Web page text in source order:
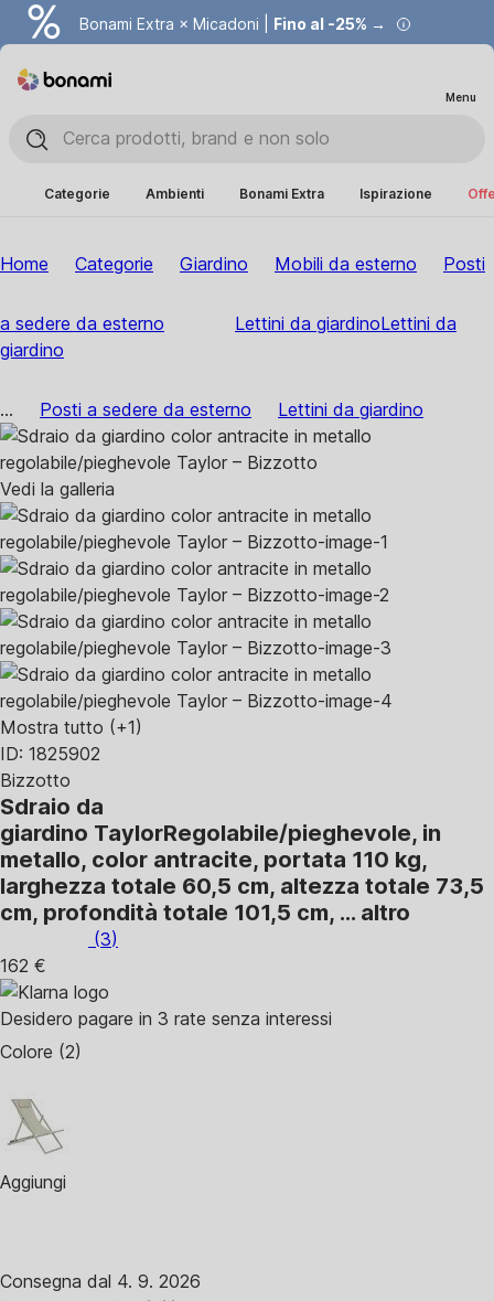
Bonami Extra × Micadoni | Fino al -25% →
Menu
Categorie Ambienti Bonami Extra Ispirazione
Home Categorie Giardino Mobili da esterno Posti
a sedere da esterno Lettini da giardinoLettini da
giardino
... Posti a sedere da esterno Lettini da giardino
Vedi la galleria
Mostra tutto (+1)
ID: 1825902
Bizzotto
Sdraio da
giardino TaylorRegolabile/pieghevole, in
metallo, color antracite, portata 110 kg,
larghezza totale 60,5 cm, altezza totale 73,5
cm, profondità totale 101,5 cm, … altro
(3)
162 €
Desidero pagare in 3 rate senza interessi
Colore (2)
Aggiungi
Consegna dal 4. 9. 2026